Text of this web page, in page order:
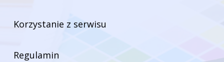
Korzystanie z serwisu
Regulamin